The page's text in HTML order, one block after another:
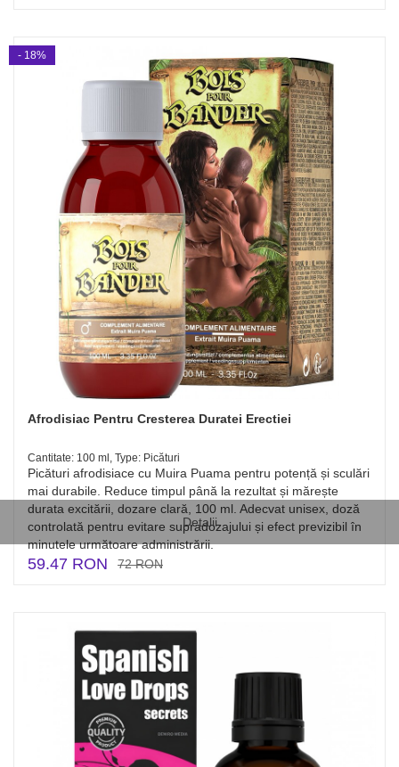
Detalii
Afrodisiac Pentru Cresterea Duratei Erectiei
Cantitate: 100 ml, Type: Picături
Picături afrodisiace cu Muira Puama pentru potență și sculări
mai durabile. Reduce timpul până la rezultat și mărește
durata excitării, dozare clară, 100 ml. Adecvat unisex, doză
controlată pentru evitare supradozajului și efect previzibil în
minutele următoare administrării.
59.47 RON 72 RON
- 18%